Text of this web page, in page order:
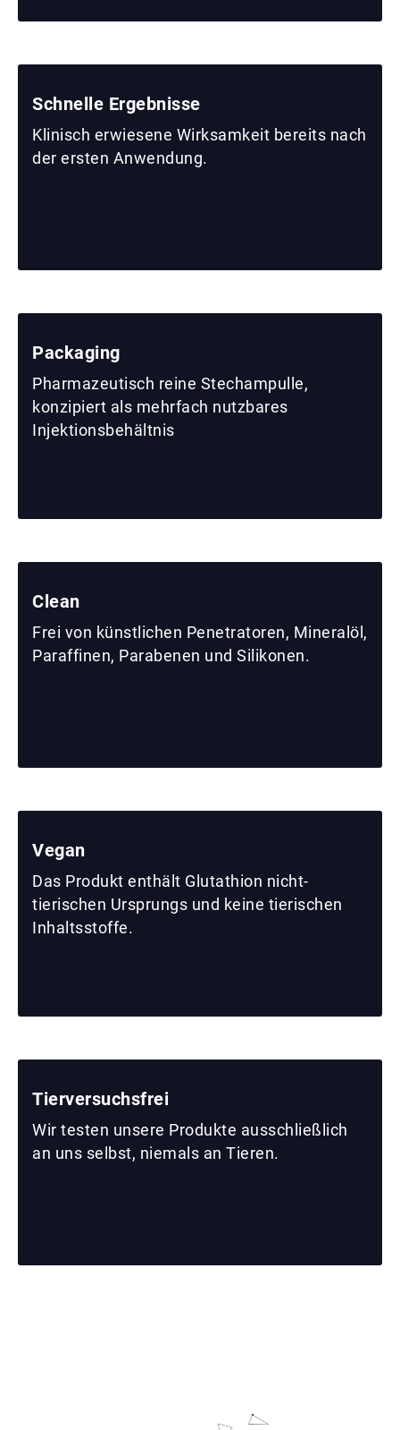
Schnelle Ergebnisse
Klinisch erwiesene Wirksamkeit bereits nach
der ersten Anwendung.
Packaging
Pharmazeutisch reine Stechampulle,
konzipiert als mehrfach nutzbares
Injektionsbehältnis
Clean
Frei von künstlichen Penetratoren, Mineralöl,
Paraffinen, Parabenen und Silikonen.
Vegan
Das Produkt enthält Glutathion nicht-
tierischen Ursprungs und keine tierischen
Inhaltsstoffe.
Tierversuchsfrei
Wir testen unsere Produkte ausschließlich
an uns selbst, niemals an Tieren.